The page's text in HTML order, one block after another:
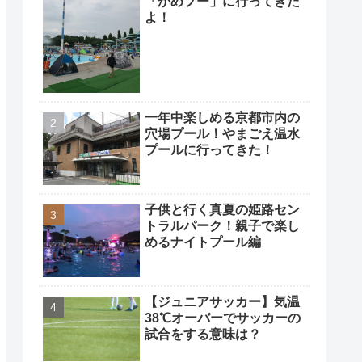
よ！
一年中楽しめる京都市内の
穴場プール！やまごえ温水
プールに行ってきた！
子供と行く真夏の姫路セン
トラルパーク！親子で楽し
めるナイトプール編
【ジュニアサッカー】気温
38℃オーバーでサッカーの
試合をする意味は？